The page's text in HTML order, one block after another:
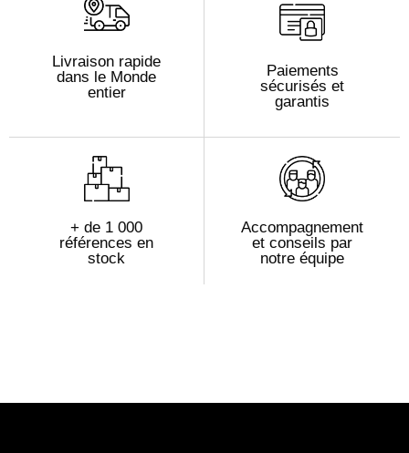
Livraison rapide
dans le Monde
entier
Paiements
sécurisés et
garantis
+ de 1 000
références en
stock
Accompagnement
et conseils par
notre équipe